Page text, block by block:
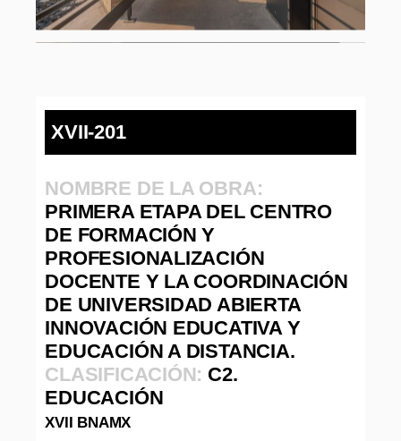
XVII-201
NOMBRE DE LA OBRA:
PRIMERA ETAPA DEL CENTRO
DE FORMACIÓN Y
PROFESIONALIZACIÓN
DOCENTE Y LA COORDINACIÓN
DE UNIVERSIDAD ABIERTA
INNOVACIÓN EDUCATIVA Y
EDUCACIÓN A DISTANCIA.
CLASIFICACIÓN: C2.
EDUCACIÓN
XVII BNAMX